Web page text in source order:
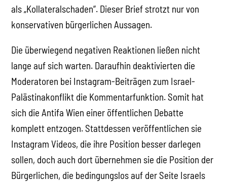
als „Kollateralschaden“. Dieser Brief strotzt nur von
konservativen bürgerlichen Aussagen.
Die überwiegend negativen Reaktionen ließen nicht
lange auf sich warten. Daraufhin deaktivierten die
Moderatoren bei Instagram-Beiträgen zum Israel-
Palästinakonflikt die Kommentarfunktion. Somit hat
sich die Antifa Wien einer öffentlichen Debatte
komplett entzogen. Stattdessen veröffentlichen sie
Instagram Videos, die ihre Position besser darlegen
sollen, doch auch dort übernehmen sie die Position der
Bürgerlichen, die bedingungslos auf der Seite Israels